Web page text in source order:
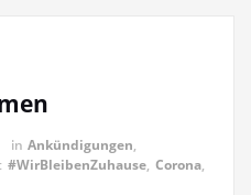
in Ankündigungen,
#WirBleibenZuhause, Corona,